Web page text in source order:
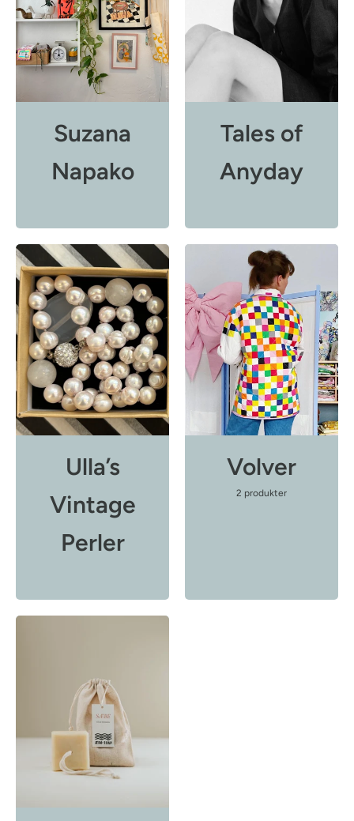
Suzana
Napako
Tales of
Anyday
Ulla’s
Vintage
Perler
Volver
2 produkter